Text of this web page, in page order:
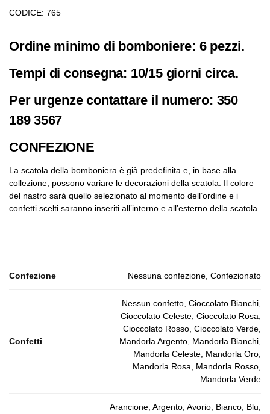
CODICE: 765
Ordine minimo di bomboniere: 6 pezzi.
Tempi di consegna: 10/15 giorni circa.
Per urgenze contattare il numero: 350
189 3567
CONFEZIONE
La scatola della bomboniera è già predefinita e, in base alla
collezione, possono variare le decorazioni della scatola. Il colore
del nastro sarà quello selezionato al momento dell’ordine e i
confetti scelti saranno inseriti all’interno e all’esterno della scatola.
Confezione Nessuna confezione, Confezionato
Confetti
Nessun confetto, Cioccolato Bianchi,
Cioccolato Celeste, Cioccolato Rosa,
Cioccolato Rosso, Cioccolato Verde,
Mandorla Argento, Mandorla Bianchi,
Mandorla Celeste, Mandorla Oro,
Mandorla Rosa, Mandorla Rosso,
Mandorla Verde
Arancione, Argento, Avorio, Bianco, Blu,